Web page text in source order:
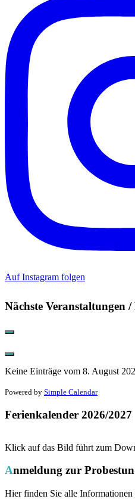
Auf Instagram folgen
Nächste Veranstaltungen
Keine Einträge vom 8. August
Powered by Simple Calendar
Ferienkalender 2026/2027
Klick auf das Bild führt zum
Anmeldung zur
Hier finden Sie alle Informationen